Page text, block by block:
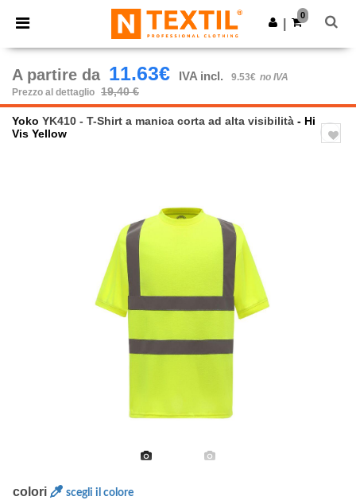
× App Ntextil
Prezzi migliori sull'app!
Scarica app
0
A partire da 11.63€ IVA incl. 9.53€ no IVA
Prezzo al dettaglio 19,40 €
Yoko YK410 - T-Shirt a manica corta ad alta visibilità - Hi
Vis Yellow
colori scegli il colore